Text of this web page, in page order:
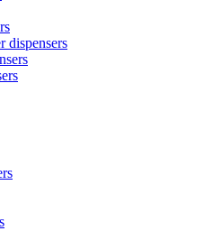
dispensers